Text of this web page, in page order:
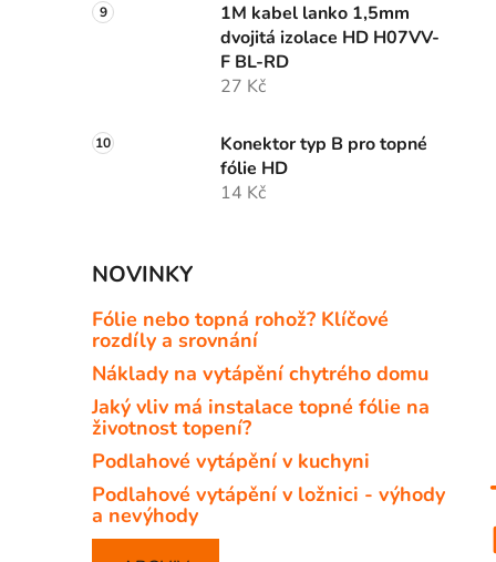
1M kabel lanko 1,5mm
dvojitá izolace HD H07VV-
F BL-RD
27 Kč
Konektor typ B pro topné
fólie HD
14 Kč
NOVINKY
Fólie nebo topná rohož? Klíčové
rozdíly a srovnání
Náklady na vytápění chytrého domu
Jaký vliv má instalace topné fólie na
životnost topení?
Podlahové vytápění v kuchyni
Podlahové vytápění v ložnici - výhody
a nevýhody